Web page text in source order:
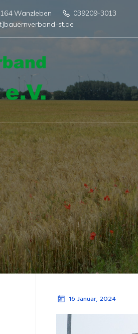
Wanzleben
039209-3013
st.de
16 Januar, 2024